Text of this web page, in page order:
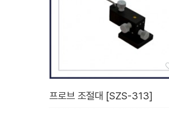
프로브 조절대 [SZS-313]